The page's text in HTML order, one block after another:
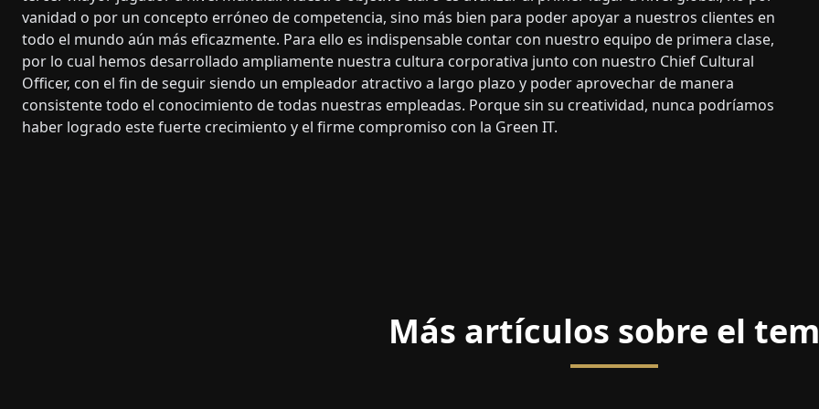
vanidad o por un concepto erróneo de competencia, sino más bien para poder apoyar a nuestros clientes en
todo el mundo aún más eficazmente. Para ello es indispensable contar con nuestro equipo de primera clase,
por lo cual hemos desarrollado ampliamente nuestra cultura corporativa junto con nuestro Chief Cultural
Officer, con el fin de seguir siendo un empleador atractivo a largo plazo y poder aprovechar de manera
consistente todo el conocimiento de todas nuestras empleadas. Porque sin su creatividad, nunca podríamos
haber logrado este fuerte crecimiento y el firme compromiso con la Green IT.
Más artículos sobre el